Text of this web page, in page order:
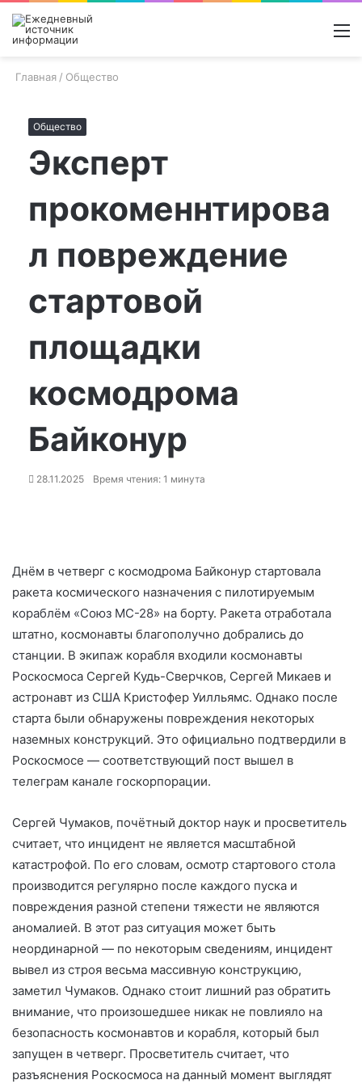
Поиск
Switch
Главная / Общество
Общество
Эксперт
прокоменнтирова
л повреждение
стартовой
площадки
космодрома
Байконур
28.11.2025 Время чтения: 1 минута
Днём в четверг с космодрома Байконур стартовала
ракета космического назначения с пилотируемым
кораблём «Союз МС-28» на борту. Ракета отработала
штатно, космонавты благополучно добрались до
станции. В экипаж корабля входили космонавты
Роскосмоса Сергей Кудь-Сверчков, Сергей Микаев и
астронавт из США Кристофер Уилльямс. Однако после
старта были обнаружены повреждения некоторых
наземных конструкций. Это официально подтвердили в
Роскосмосе — соответствующий пост вышел в
телеграм канале госкорпорации.
Сергей Чумаков, почётный доктор наук и просветитель
считает, что инцидент не является масштабной
катастрофой. По его словам, осмотр стартового стола
производится регулярно после каждого пуска и
повреждения разной степени тяжести не являются
аномалией. В этот раз ситуация может быть
неординарной — по некоторым сведениям, инцидент
вывел из строя весьма массивную конструкцию,
заметил Чумаков. Однако стоит лишний раз обратить
внимание, что произошедшее никак не повлияло на
безопасность космонавтов и корабля, который был
запущен в четверг. Просветитель считает, что
разъяснения Роскосмоса на данный момент выглядят